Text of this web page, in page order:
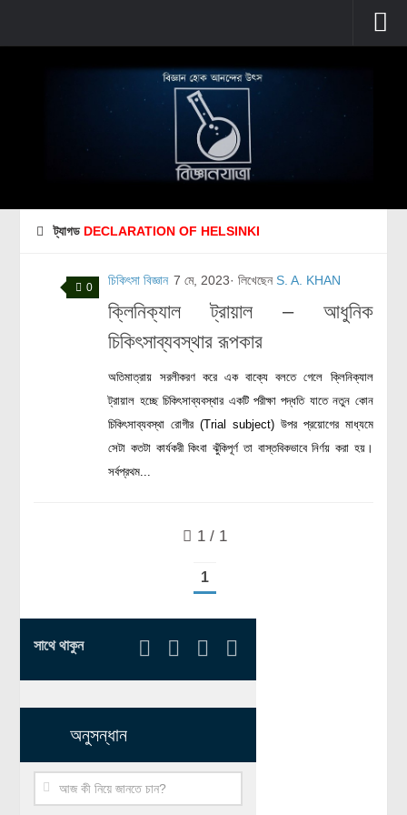
মানবদেহ
জেনেটিক্স
রোগ ও চিকিৎসা
জলবায়ু পরিবর্তন
কম্পিউটার সায়েন্স
ইলেকট্রিক্যাল ইঞ্জিনিয়ারিং
জেনেটিক ইঞ্জিনিয়ারিং
বায়োটেকনোলজি
দৈনন্দিন জীবনে বিজ্ঞানের প্রয়োগ
ট্যাগড DECLARATION OF HELSINKI
0 চিকিৎসা বিজ্ঞান 7 মে, 2023· লিখেছেন S. A. KHAN
ক্লিনিক্যাল ট্রায়াল – আধুনিক
চিকিৎসাব্যবস্থার রূপকার
অতিমাত্রায় সরলীকরণ করে এক বাক্যে বলতে গেলে ক্লিনিক্যাল
ট্রায়াল হচ্ছে চিকিৎসাব্যবস্থার একটি পরীক্ষা পদ্ধতি যাতে নতুন কোন
চিকিৎসাব্যবস্থা রোগীর (Trial subject) উপর প্রয়োগের মাধ্যমে
সেটা কতটা কার্যকরী কিংবা ঝুঁকিপূর্ণ তা বাস্তবিকভাবে নির্ণয় করা হয়।
সর্বপ্রথম...
1 / 1
1
সাথে থাকুন
অনুসন্ধান